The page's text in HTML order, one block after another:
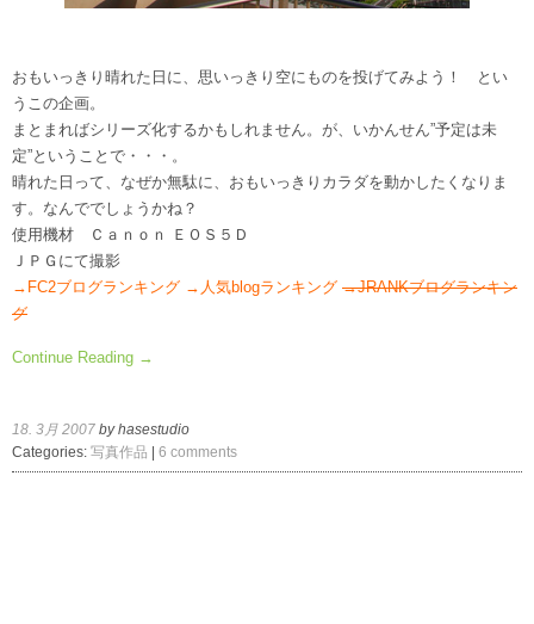
おもいっきり晴れた日に、思いっきり空にものを投げてみよう！ とい
うこの企画。
まとまればシリーズ化するかもしれません。が、いかんせん”予定は未
定”ということで・・・。
晴れた日って、なぜか無駄に、おもいっきりカラダを動かしたくなりま
す。なんででしょうかね？
使用機材 Ｃａｎｏｎ ＥＯＳ５Ｄ
ＪＰＧにて撮影
→FC2ブログランキング →人気blogランキング →JRANKブログランキン
グ
Continue Reading →
18. 3月 2007 by hasestudio
Categories: 写真作品 6 comments